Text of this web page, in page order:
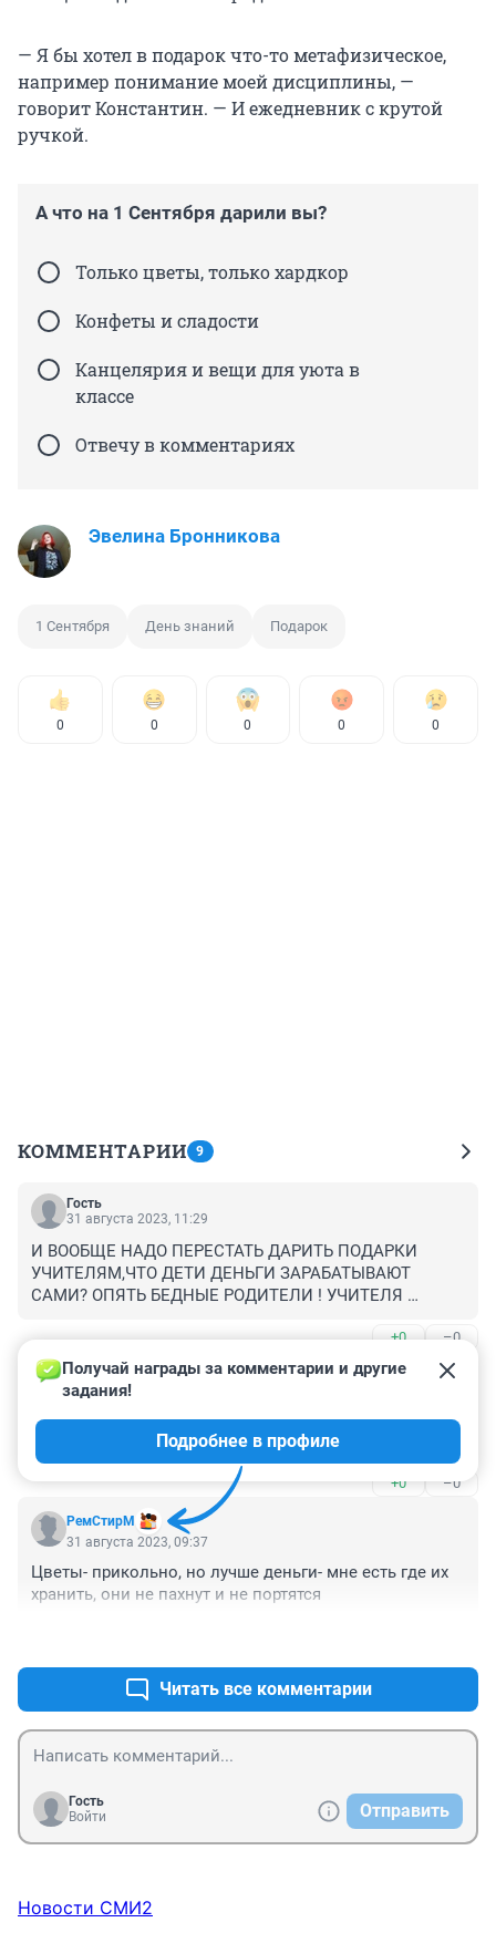
— Я бы хотел в подарок что-то метафизическое,
например понимание моей дисциплины, —
говорит Константин. — И ежедневник с крутой
ручкой.
А что на 1 Сентября дарили вы?
Только цветы, только хардкор
Конфеты и сладости
Канцелярия и вещи для уюта в
классе
Отвечу в комментариях
Эвелина Бронникова
1 Сентября День знаний Подарок
0 0 0 0 0
КОММЕНТАРИИ 9
Гость
31 августа 2023, 11:29
И ВООБЩЕ НАДО ПЕРЕСТАТЬ ДАРИТЬ ПОДАРКИ
УЧИТЕЛЯМ,ЧТО ДЕТИ ДЕНЬГИ ЗАРАБАТЫВАЮТ
САМИ? ОПЯТЬ БЕДНЫЕ РОДИТЕЛИ ! УЧИТЕЛЯ
КОГО У ПРОСТОГО РАБОЧЕГО БОЛЬШАЯ?
+0 –0
Гость
31 августа 2023, 10:52
Оборзели в край уже. Раньше гладиолусы с дачи
дарили, а теперь им розы подавай! Или деньги.
+0 –0
РемСтирМ
Получай награды за комментарии и другие
задания!
Подробнее в профиле
31 августа 2023, 09:37
Цветы- прикольно, но лучше деньги- мне есть где их
хранить, они не пахнут и не портятся
Читать все комментарии
Гость
Войти
Отправить
Новости СМИ2